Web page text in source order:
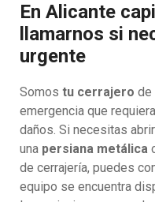
En Alicante
llamarnos si
urgente
Somos tu cerrajero de
emergencia que
daños. Si necesitas
una persiana metálica
de cerrajería, puedes
equipo se encuentra